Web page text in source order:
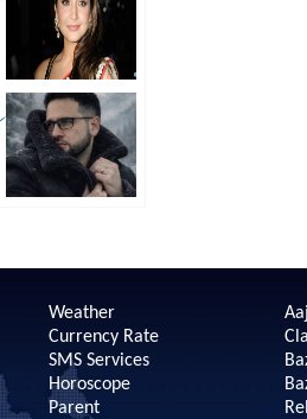
Weather
Currency Rate
SMS Services
Horoscope
Parent